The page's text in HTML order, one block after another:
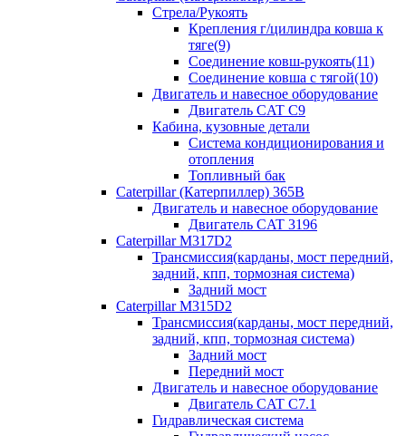
Стрела/Рукоять
Крепления г/цилиндра ковша к
тяге(9)
Соединение ковш-рукоять(11)
Соединение ковша с тягой(10)
Двигатель и навесное оборудование
Двигатель CAT C9
Кабина, кузовные детали
Система кондиционирования и
отопления
Топливный бак
Caterpillar (Катерпиллер) 365B
Двигатель и навесное оборудование
Двигатель CAT 3196
Caterpillar M317D2
Трансмиссия(карданы, мост передний,
задний, кпп, тормозная система)
Задний мост
Caterpillar M315D2
Трансмиссия(карданы, мост передний,
задний, кпп, тормозная система)
Задний мост
Передний мост
Двигатель и навесное оборудование
Двигатель CAT C7.1
Гидравлическая система